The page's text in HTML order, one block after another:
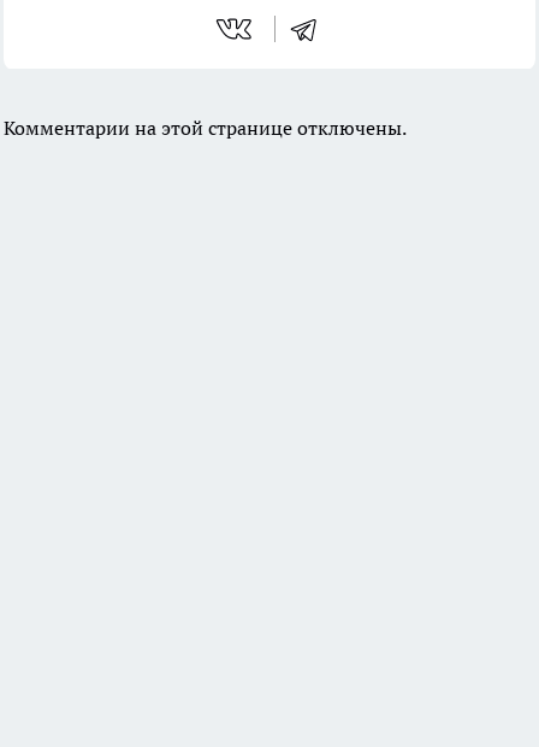
Комментарии на этой странице отключены.